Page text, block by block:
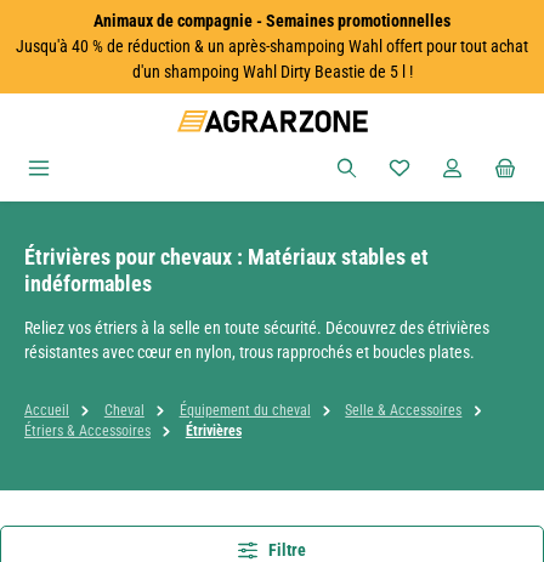
Passer au contenu principalAnimaux de compagnie - Semaines promotionnelles
Jusqu'à 40 % de réduction & un après-shampoing Wahl offert pour tout achat
d'un shampoing Wahl Dirty Beastie de 5 l !
Vous avez 0
Étrivières pour chevaux : Matériaux stables et
indéformables
Reliez vos étriers à la selle en toute sécurité. Découvrez des étrivières
résistantes avec cœur en nylon, trous rapprochés et boucles plates.
Accueil Cheval Équipement du cheval
Selle & Accessoires
Étriers & Accessoires
Étrivières
Filtre